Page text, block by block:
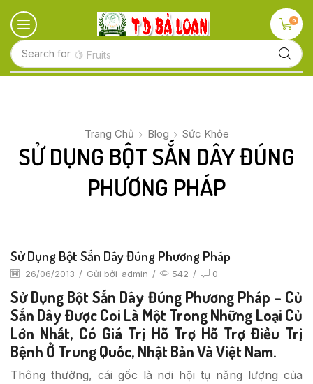
Search for 🍋 Fruits
0
Trang Chủ Blog Sức Khỏe
SỬ DỤNG BỘT SẮN DÂY ĐÚNG
PHƯƠNG PHÁP
Sử Dụng Bột Sắn Dây Đúng Phương Pháp
26/06/2013 / Gửi bởi admin / 542 / 0
Sử Dụng Bột Sắn Dây Đúng Phương Pháp – Củ
Sắn Dây Được Coi Là Một Trong Những Loại Củ
Lớn Nhất, Có Giá Trị Hỗ Trợ Hỗ Trợ Điều Trị
Bệnh Ở Trung Quốc, Nhật Bản Và Việt Nam.
Thông thường, cái gốc là nơi hội tụ năng lượng của